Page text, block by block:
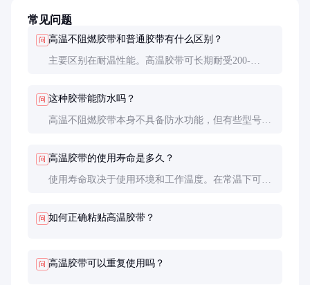
常见问题
问 高温不阻燃胶带和普通胶带有什么区别？
主要区别在耐温性能。高温胶带可长期耐受200-
计，在高温下仍能保持良好的粘合力和机械性能。
问 这种胶带能防水吗？
高温不阻燃胶带本身不具备防水功能，但有些型号的
再加防水处理。
问 高温胶带的使用寿命是多久？
使用寿命取决于使用环境和工作温度。在常温下可使
时更换。
问 如何正确粘贴高温胶带？
问 高温胶带可以重复使用吗？